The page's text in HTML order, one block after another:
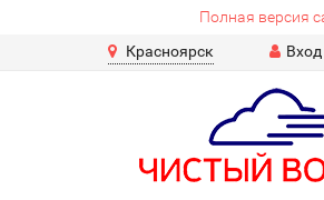
Полная версия
Красноярск
Вход